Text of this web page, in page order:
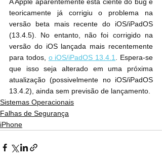
A Apple aparentemente está ciente do bug e
teoricamente já corrigiu o problema na
versão beta mais recente do iOS/iPadOS
(13.4.5). No entanto, não foi corrigido na
versão do iOS lançada mais recentemente
para todos, o iOS/iPadOS 13.4.1. Espera-se
que isso seja alterado em uma próxima
atualização (possivelmente no iOS/iPadOS
13.4.2), ainda sem previsão de lançamento.
Sistemas Operacionais
Falhas de Segurança
iPhone